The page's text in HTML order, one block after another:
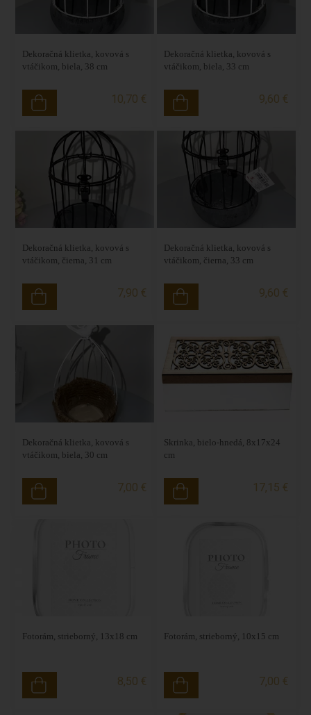
Dekoračná klietka, kovová s
vtáčikom, biela, 38 cm
10,70 €
Dekoračná klietka, kovová s
vtáčikom, biela, 33 cm
9,60 €
Dekoračná klietka, kovová s
vtáčikom, čierna, 31 cm
7,90 €
Dekoračná klietka, kovová s
vtáčikom, čierna, 33 cm
9,60 €
Dekoračná klietka, kovová s
vtáčikom, biela, 30 cm
7,00 €
Skrinka, bielo-hnedá, 8x17x24
cm
17,15 €
Fotorám, strieborný, 13x18 cm
8,50 €
Fotorám, strieborný, 10x15 cm
7,00 €